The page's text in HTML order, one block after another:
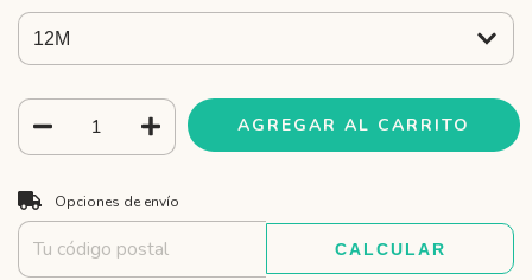
Entregas para el CP:
Opciones de envío
CALCULAR